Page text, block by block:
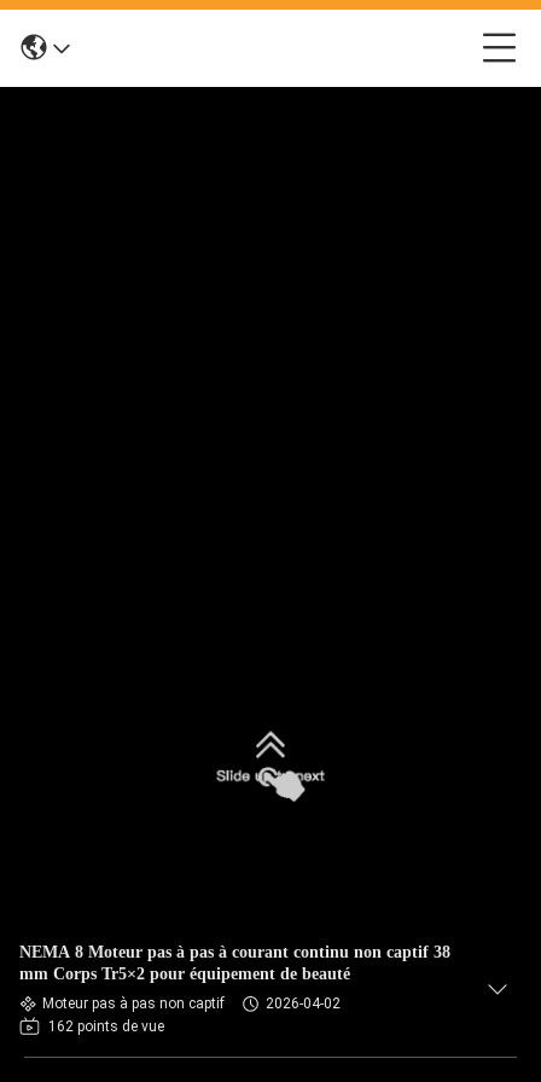
NEMA 8 Moteur pas à pas à courant continu non captif 38
mm Corps Tr5×2 pour équipement de beauté
Moteur pas à pas non captif
2026-04-02
162 points de vue